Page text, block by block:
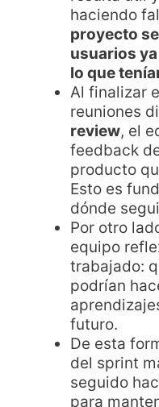
haciendo
proyecto
usuarios
lo que
Al finalizar
reuniones
review, el
feedback
producto
Esto es
dónde
Por otro
equipo
trabajado:
podrían
futuro.
De esta
del sprint
seguido
para